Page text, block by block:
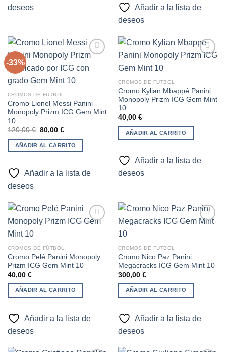
deseos
Añadir a la lista de
deseos
-33%
deseos
CROMOS DE FÚTBOL
Cromo Lionel Messi Panini
Monopoly Prizm ICG Gem Mint
10
120,00€ El
original
era:
80,00 €El
actual
es:
AÑADIR AL CARRITO
Añadir a la lista de
deseos
lista de
deseos
CROMOS DE FÚTBOL
Cromo Kylian Mbappé Panini
Monopoly Prizm ICG Gem Mint
10
40,00 €
AÑADIR AL CARRITO
Añadir a la lista de
deseos
lista de
deseos
CROMOS DE FÚTBOL
Cromo Pelé Panini Monopoly
Prizm ICG Gem Mint 10
40,00 €
AÑADIR AL CARRITO
Añadir a la lista de
deseos
deseos
CROMOS DE FÚTBOL
Cromo Nico Paz Panini
Megacracks ICG Gem Mint 10
300,00 €
AÑADIR AL CARRITO
Añadir a la lista de
deseos